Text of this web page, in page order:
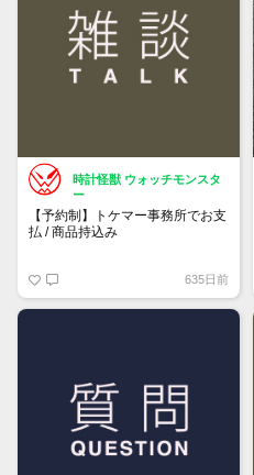
時計怪獣 ウォッチモンスタ
ー
【予約制】トケマー事務所でお支
払 / 商品持込み
フォームからご予約ください！
635日前